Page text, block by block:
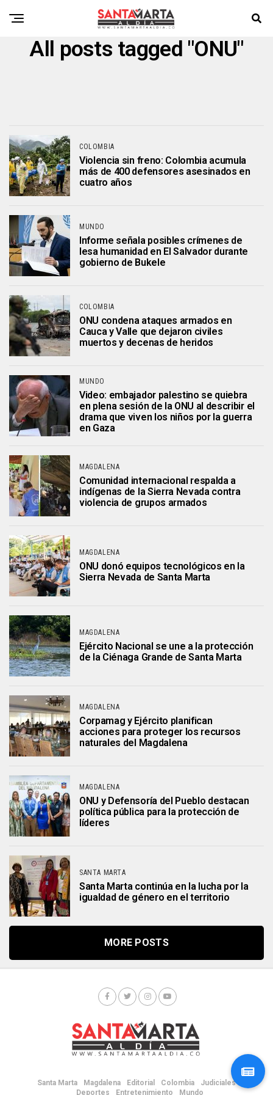
All posts tagged "ONU"
COLOMBIA
Violencia sin freno: Colombia acumula
más de 400 defensores asesinados en
cuatro años
MUNDO
Informe señala posibles crímenes de
lesa humanidad en El Salvador durante
gobierno de Bukele
COLOMBIA
ONU condena ataques armados en
Cauca y Valle que dejaron civiles
muertos y decenas de heridos
MUNDO
Video: embajador palestino se quiebra
en plena sesión de la ONU al describir el
drama que viven los niños por la guerra
en Gaza
MAGDALENA
Comunidad internacional respalda a
indígenas de la Sierra Nevada contra
violencia de grupos armados
MAGDALENA
ONU donó equipos tecnológicos en la
Sierra Nevada de Santa Marta
MAGDALENA
Ejército Nacional se une a la protección
de la Ciénaga Grande de Santa Marta
MAGDALENA
Corpamag y Ejército planifican
acciones para proteger los recursos
naturales del Magdalena
MAGDALENA
ONU y Defensoría del Pueblo destacan
política pública para la protección de
líderes
SANTA MARTA
Santa Marta continúa en la lucha por la
igualdad de género en el territorio
MORE POSTS
Santa Marta Magdalena Editorial Colombia
Judiciales
Deportes
Entretenimiento Mundo